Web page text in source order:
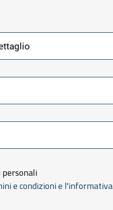
e condizioni e l'informativa